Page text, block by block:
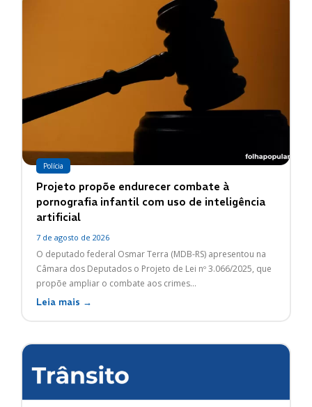
Polícia
Projeto propõe endurecer combate à
pornografia infantil com uso de inteligência
artificial
7 de agosto de 2026
O deputado federal Osmar Terra (MDB-RS) apresentou na
Câmara dos Deputados o Projeto de Lei nº 3.066/2025, que
propõe ampliar o combate aos crimes...
Leia mais →